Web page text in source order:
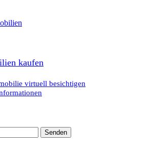
kaufen
virtuell besichtigen
Senden